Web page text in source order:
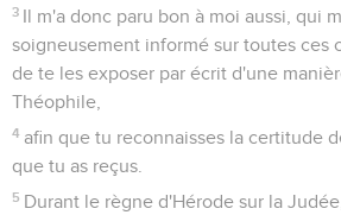
3 Il m'a donc paru bon à moi aussi, qui
soigneusement informé sur toutes ces
de te les exposer par écrit d'une
Théophile,
4 afin que tu reconnaisses la certitude
que tu as reçus.
5 Durant le règne d'Hérode sur la